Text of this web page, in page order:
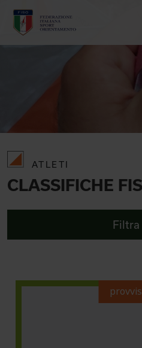
ATLETI
CLASSIFICHE
Filtra